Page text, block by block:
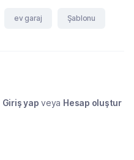
ev garaj Şablonu
Giriş yap veya Hesap oluştur